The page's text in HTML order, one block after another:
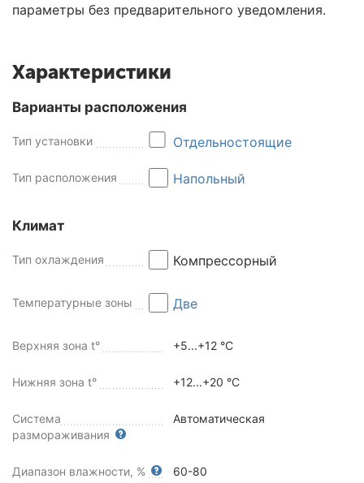
параметры без предварительного уведомления.
Характеристики
Варианты расположения
Тип установки Отдельностоящие
Тип расположения Напольный
Климат
Тип охлаждения Компрессорный
Температурные зоны Две
Верхняя зона t° +5...+12 °C
Нижняя зона t° +12...+20 °C
Система
размораживания
Автоматическая
Диапазон влажности, % 60-80